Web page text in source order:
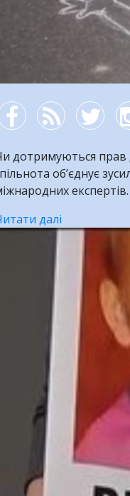
дотримуються прав
об’єднує
далі
1
червня
день
дітей.
ВІДЕО